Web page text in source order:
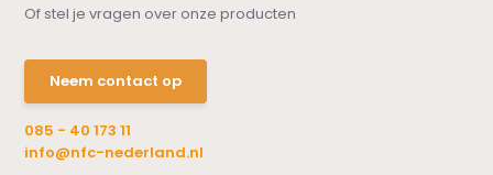
Of stel je vragen over onze producten
Neem contact op
085 - 40 173 11
info@nfc-nederland.nl